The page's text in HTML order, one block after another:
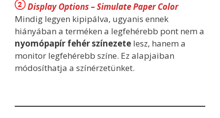
Display Options – Simulate Paper Color
Mindig legyen kipipálva, ugyanis ennek
hiányában a terméken a legfehérebb pont nem a
nyomópapír fehér színezete lesz, hanem a
monitor legfehérebb színe. Ez alapjaiban
módosíthatja a színérzetünket.